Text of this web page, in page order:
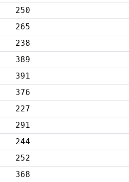
250
265
238
389
391
376
227
291
244
252
368